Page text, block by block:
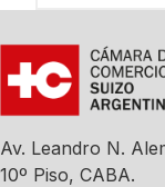
Av. Leandro N.
10º Piso, CABA.